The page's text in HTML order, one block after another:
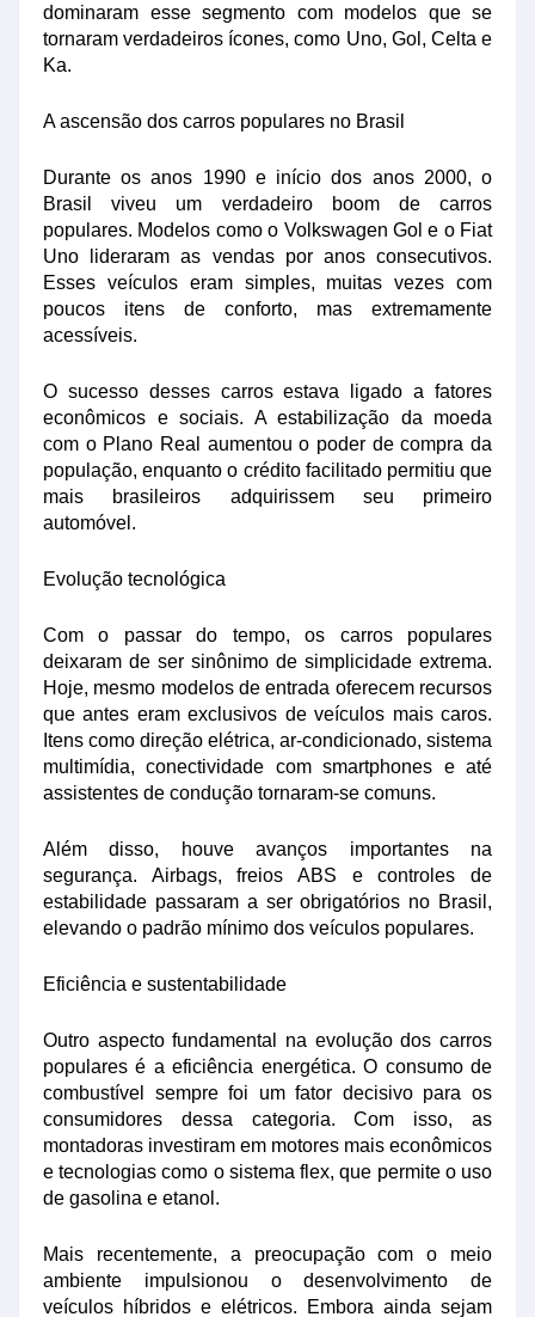
dominaram esse segmento com modelos que se
tornaram verdadeiros ícones, como Uno, Gol, Celta e
Ka.
A ascensão dos carros populares no Brasil
Durante os anos 1990 e início dos anos 2000, o
Brasil viveu um verdadeiro boom de carros
populares. Modelos como o Volkswagen Gol e o Fiat
Uno lideraram as vendas por anos consecutivos.
Esses veículos eram simples, muitas vezes com
poucos itens de conforto, mas extremamente
acessíveis.
O sucesso desses carros estava ligado a fatores
econômicos e sociais. A estabilização da moeda
com o Plano Real aumentou o poder de compra da
população, enquanto o crédito facilitado permitiu que
mais brasileiros adquirissem seu primeiro
automóvel.
Evolução tecnológica
Com o passar do tempo, os carros populares
deixaram de ser sinônimo de simplicidade extrema.
Hoje, mesmo modelos de entrada oferecem recursos
que antes eram exclusivos de veículos mais caros.
Itens como direção elétrica, ar-condicionado, sistema
multimídia, conectividade com smartphones e até
assistentes de condução tornaram-se comuns.
Além disso, houve avanços importantes na
segurança. Airbags, freios ABS e controles de
estabilidade passaram a ser obrigatórios no Brasil,
elevando o padrão mínimo dos veículos populares.
Eficiência e sustentabilidade
Outro aspecto fundamental na evolução dos carros
populares é a eficiência energética. O consumo de
combustível sempre foi um fator decisivo para os
consumidores dessa categoria. Com isso, as
montadoras investiram em motores mais econômicos
e tecnologias como o sistema flex, que permite o uso
de gasolina e etanol.
Mais recentemente, a preocupação com o meio
ambiente impulsionou o desenvolvimento de
veículos híbridos e elétricos. Embora ainda sejam